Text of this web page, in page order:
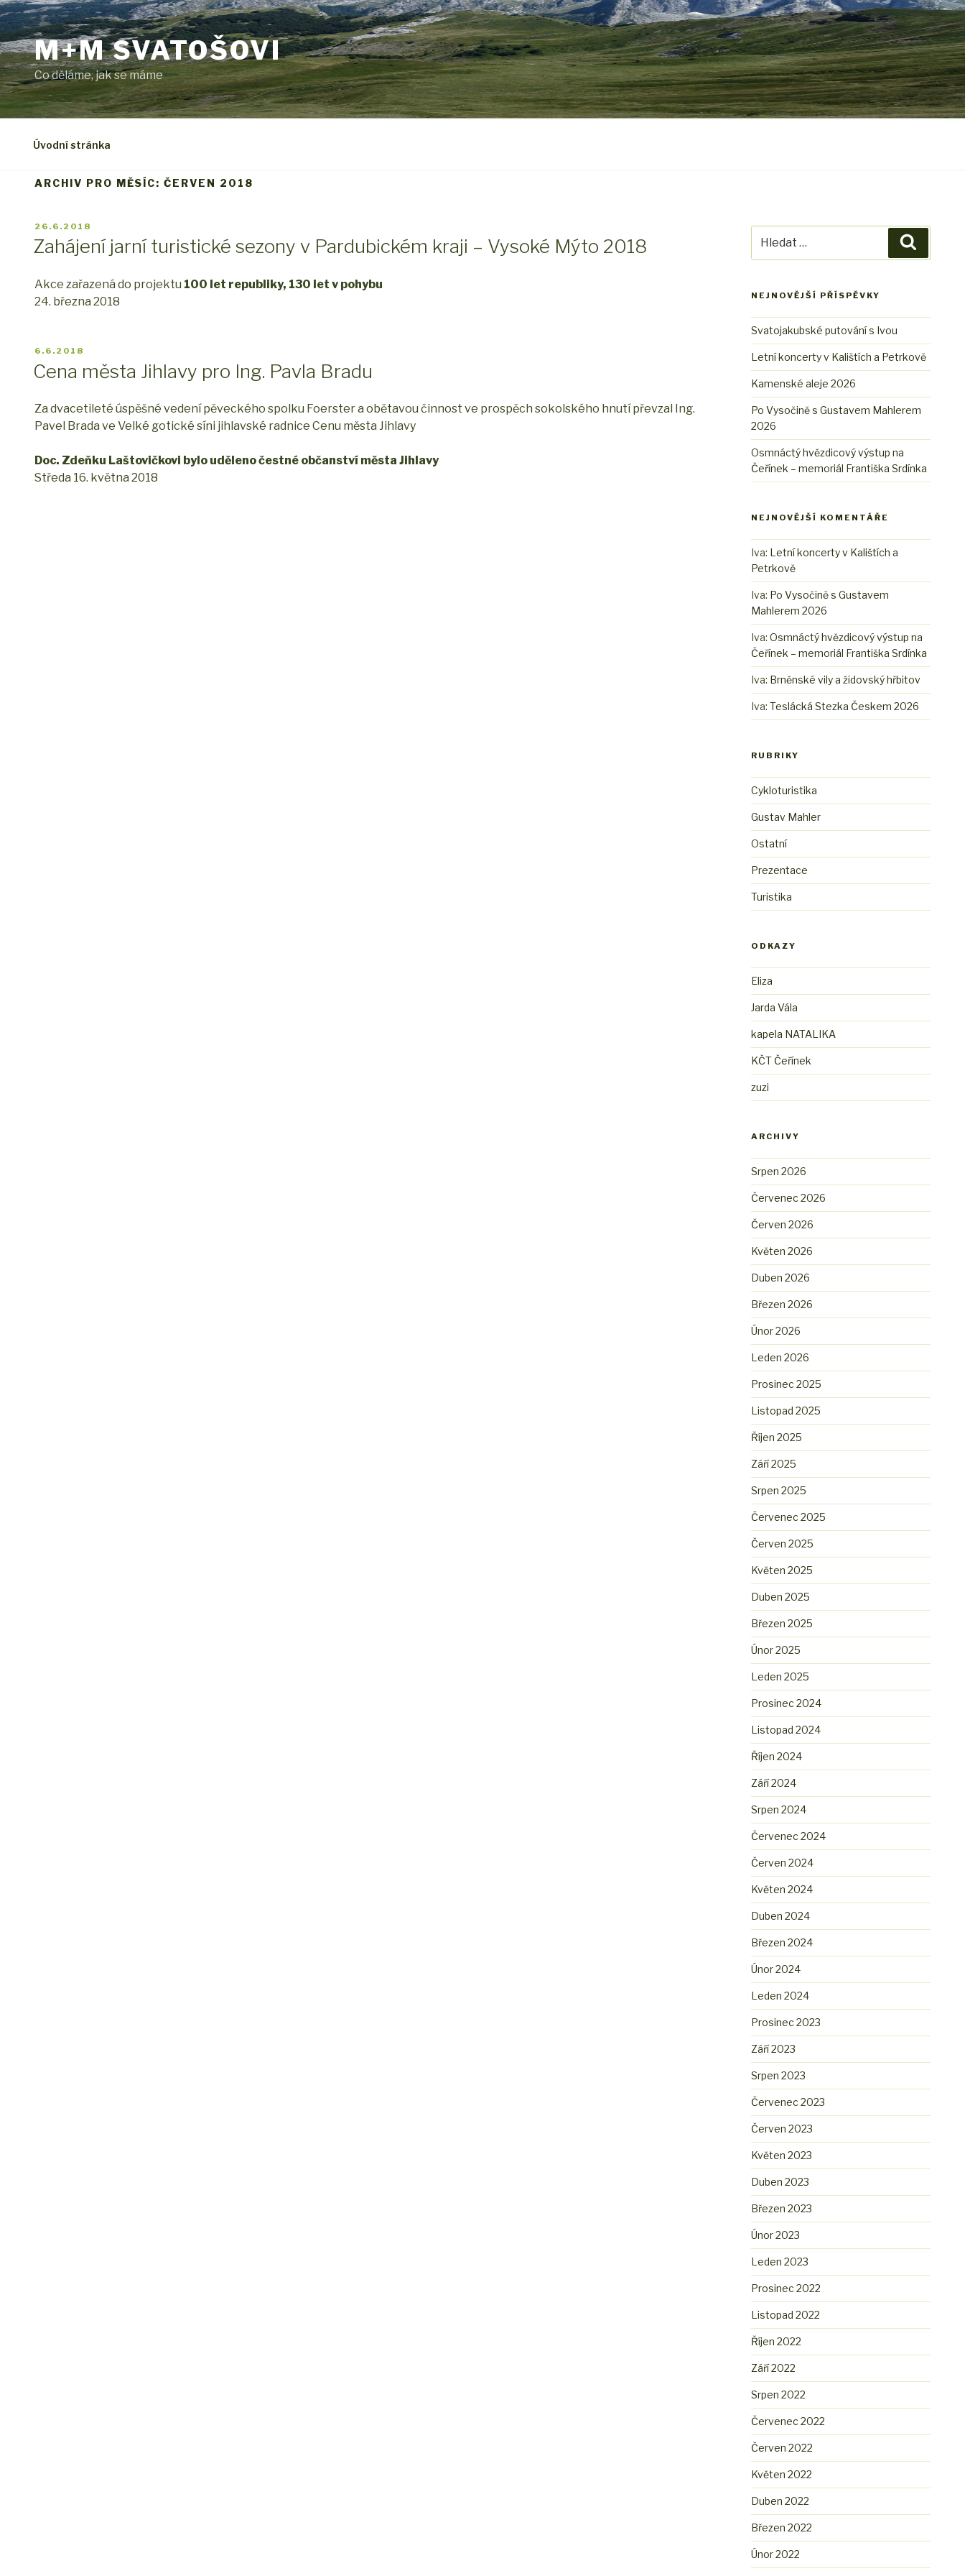
Přejít
k
obsahu
webu M+M SVATOŠOVI
Co děláme, jak se máme
Úvodní stránka
ARCHIV PRO MĚSÍC: ČERVEN 2018
PUBLIKOVÁNO
26.6.2018
Zahájení jarní turistické sezony v Pardubickém kraji – Vysoké Mýto 2018
Akce zařazená do projektu 100 let republiky, 130 let v pohybu
24. března 2018
PUBLIKOVÁNO
6.6.2018
Cena města Jihlavy pro Ing. Pavla Bradu
Za dvacetileté úspěšné vedení pěveckého spolku Foerster a obětavou činnost ve prospěch sokolského hnutí převzal Ing.
Pavel Brada ve Velké gotické síni jihlavské radnice Cenu města Jihlavy
Doc. Zdeňku Laštovičkovi bylo uděleno čestné občanství města Jihlavy
Středa 16. května 2018
NEJNOVĚJŠÍ PŘÍSPĚVKY
Svatojakubské putování s Ivou
Letní koncerty v Kalištích a Petrkově
Kamenské aleje 2026
Po Vysočině s Gustavem Mahlerem
2026
Osmnáctý hvězdicový výstup na
Čeřínek – memoriál Františka Srdínka
NEJNOVĚJŠÍ KOMENTÁŘE
Iva: Letní koncerty v Kalištích a
Petrkově
Iva: Po Vysočině s Gustavem
Mahlerem 2026
Iva:Osmnáctý hvězdicový výstup na
Čeřínek – memoriál Františka Srdínka
Iva: Brněnské vily a židovský hřbitov
Iva:Teslácká Stezka Českem 2026
RUBRIKY
Cykloturistika
Gustav Mahler
Ostatní
Prezentace
Turistika
ODKAZY
Eliza
Jarda Vála
kapela NATALIKA
KČT Čeřínek
zuzi
ARCHIVY
Srpen 2026
Červenec 2026
Červen 2026
Květen 2026
Duben 2026
Březen 2026
Únor 2026
Leden 2026
Prosinec 2025
Listopad 2025
Říjen 2025
Září 2025
Srpen 2025
Červenec 2025
Červen 2025
Květen 2025
Duben 2025
Březen 2025
Únor 2025
Leden 2025
Prosinec 2024
Listopad 2024
Říjen 2024
Září 2024
Srpen 2024
Červenec 2024
Červen 2024
Květen 2024
Duben 2024
Březen 2024
Únor 2024
Leden 2024
Prosinec 2023
Září 2023
Srpen 2023
Červenec 2023
Červen 2023
Květen 2023
Duben 2023
Březen 2023
Únor 2023
Leden 2023
Prosinec 2022
Listopad 2022
Říjen 2022
Září 2022
Srpen 2022
Červenec 2022
Červen 2022
Květen 2022
Duben 2022
Březen 2022
Únor 2022